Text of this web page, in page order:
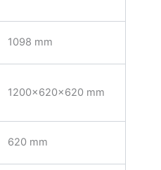
1098 mm
1200x620x620 mm
620 mm